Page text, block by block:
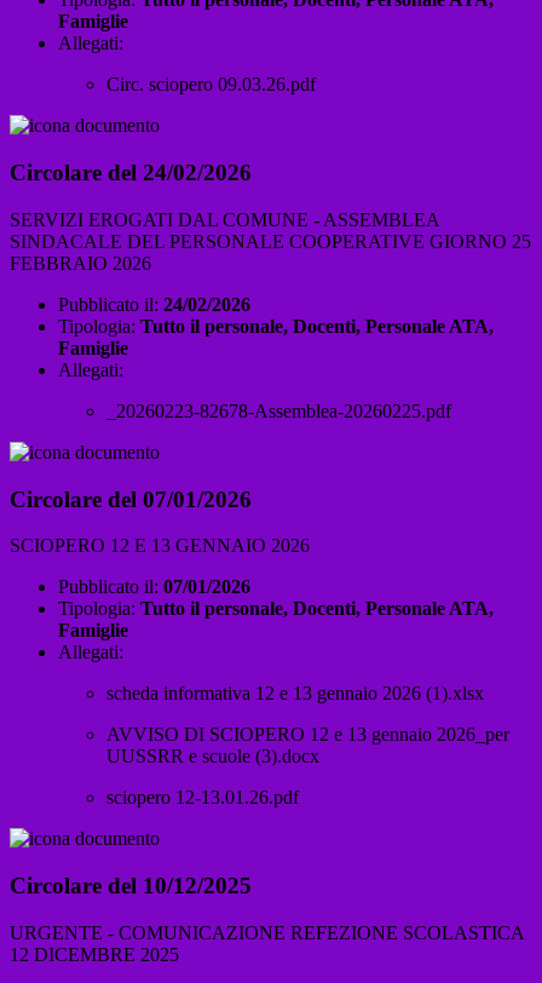
Famiglie
Allegati:
Circ. sciopero 09.03.26.pdf
Circolare del 24/02/2026
SERVIZI EROGATI DAL COMUNE - ASSEMBLEA
SINDACALE DEL PERSONALE COOPERATIVE GIORNO 25
FEBBRAIO 2026
Pubblicato il: 24/02/2026
Tipologia: Tutto il personale, Docenti, Personale ATA,
Famiglie
Allegati:
_20260223-82678-Assemblea-20260225.pdf
Circolare del 07/01/2026
SCIOPERO 12 E 13 GENNAIO 2026
Pubblicato il: 07/01/2026
Tipologia: Tutto il personale, Docenti, Personale ATA,
Famiglie
Allegati:
scheda informativa 12 e 13 gennaio 2026 (1).xlsx
AVVISO DI SCIOPERO 12 e 13 gennaio 2026_per
UUSSRR e scuole (3).docx
sciopero 12-13.01.26.pdf
Circolare del 10/12/2025
URGENTE - COMUNICAZIONE REFEZIONE SCOLASTICA
12 DICEMBRE 2025